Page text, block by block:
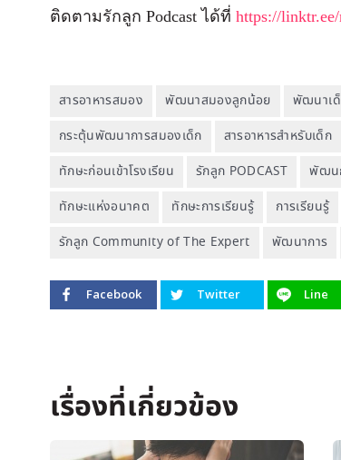
ติดตามรักลูก Podcast ได้ที่ https://
สารอาหารสมอง พัฒนาสมองลูกน้อย พัฒนาเ
กระตุ้นพัฒนาการสมองเด็ก
สารอาหารสำหรับเด็ก
ทักษะก่อนเข้าโรงเรียน
รักลูก PODCAST พัฒน
ทักษะแห่งอนาคต
ทักษะการเรียนรู้ การเรียนรู้
รักลูก Community of The Expert
พัฒนาการ
Facebook Twitter Line